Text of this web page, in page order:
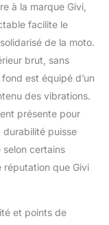
à la marque Givi,
facilite le
de la moto.
brut, sans
est équipé d’un
des vibrations.
présente pour
durabilité puisse
certains
réputation que Givi
et points de